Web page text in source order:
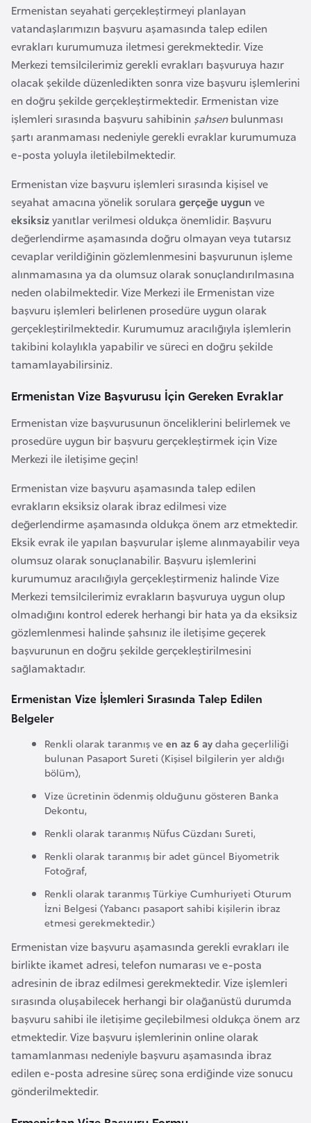
Ermenistan seyahati gerçekleştirmeyi planlayan
vatandaşlarımızın başvuru aşamasında talep edilen
evrakları kurumumuza iletmesi gerekmektedir. Vize
Merkezi temsilcilerimiz gerekli evrakları başvuruya hazır
olacak şekilde düzenledikten sonra vize başvuru işlemlerini
en doğru şekilde gerçekleştirmektedir. Ermenistan vize
işlemleri sırasında başvuru sahibinin şahsenbulunması
şartı aranmaması nedeniyle gerekli evraklar kurumumuza
e-posta yoluyla iletilebilmektedir.
Ermenistan vize başvuru işlemleri sırasında kişisel ve
seyahat amacına yönelik sorulara gerçeğe uygunve
eksiksizyanıtlar verilmesi oldukça önemlidir. Başvuru
değerlendirme aşamasında doğru olmayan veya tutarsız
cevaplar verildiğinin gözlemlenmesini başvurunun işleme
alınmamasına ya da olumsuz olarak sonuçlandırılmasına
neden olabilmektedir. Vize Merkezi ile Ermenistan vize
başvuru işlemleri belirlenen prosedüre uygun olarak
gerçekleştirilmektedir. Kurumumuz aracılığıyla işlemlerin
takibini kolaylıkla yapabilir ve süreci en doğru şekilde
tamamlayabilirsiniz.
Ermenistan Vize Başvurusu İçin Gereken Evraklar
Ermenistan vize başvurusunun önceliklerini belirlemek ve
prosedüre uygun bir başvuru gerçekleştirmek için Vize
Merkezi ile iletişime geçin!
Ermenistan vize başvuru aşamasında talep edilen
evrakların eksiksiz olarak ibraz edilmesi vize
değerlendirme aşamasında oldukça önem arz etmektedir.
Eksik evrak ile yapılan başvurular işleme alınmayabilir veya
olumsuz olarak sonuçlanabilir. Başvuru işlemlerini
kurumumuz aracılığıyla gerçekleştirmeniz halinde Vize
Merkezi temsilcilerimiz evrakların başvuruya uygun olup
olmadığını kontrol ederek herhangi bir hata ya da eksiksiz
gözlemlenmesi halinde şahsınız ile iletişime geçerek
başvurunun en doğru şekilde gerçekleştirilmesini
sağlamaktadır.
Ermenistan Vize İşlemleri Sırasında Talep Edilen
Belgeler
Renkli olarak taranmış veen az 6 aydaha geçerliliği
bulunan Pasaport Sureti (Kişisel bilgilerin yer aldığı
bölüm),
Vize ücretinin ödenmiş olduğunu gösteren Banka
Dekontu,
Renkli olarak taranmış Nüfus Cüzdanı Sureti,
Renkli olarak taranmış bir adet güncel Biyometrik
Fotoğraf,
Renkli olarak taranmış Türkiye Cumhuriyeti Oturum
İzni Belgesi (Yabancı pasaport sahibi kişilerin ibraz
etmesi gerekmektedir.)
Ermenistan vize başvuru aşamasında gerekli evrakları ile
birlikte ikamet adresi, telefon numarası ve e-posta
adresinin de ibraz edilmesi gerekmektedir. Vize işlemleri
sırasında oluşabilecek herhangi bir olağanüstü durumda
başvuru sahibi ile iletişime geçilebilmesi oldukça önem arz
etmektedir. Vize başvuru işlemlerinin online olarak
tamamlanması nedeniyle başvuru aşamasında ibraz
edilen e-posta adresine süreç sona erdiğinde vize sonucu
gönderilmektedir.
e
l
ç
i
k
a
B
e
n
B
o
s
n
a
H
e
s
u
l
g
a
r
i
s
t
a
n
B
u
d
k
u